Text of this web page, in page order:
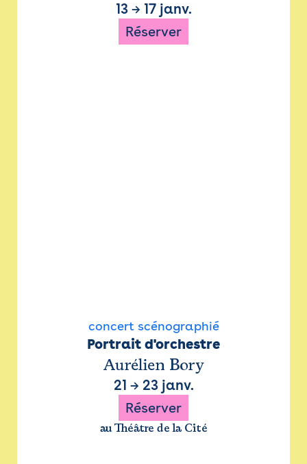
13→ 17 janv.
Réserver
concert scénographié
Portrait d'orchestre
Aurélien Bory
21 → 23 janv.
Réserver
au Théâtre de la Cité